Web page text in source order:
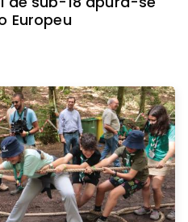
Europeu